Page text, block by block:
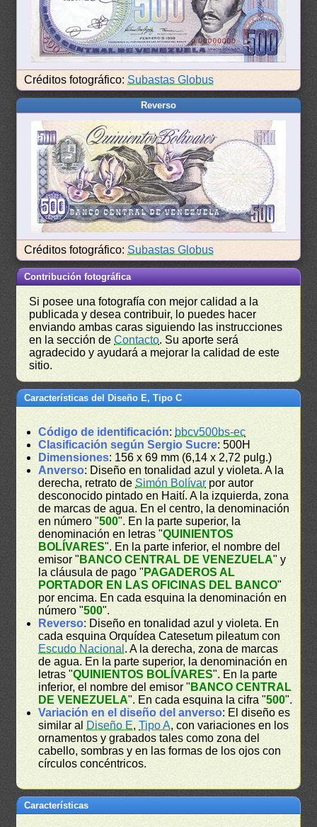
Créditos fotográfico: Subastas Globus
Reverso
Créditos fotográfico: Subastas Globus
Contribución fotográfica
Si posee una fotografía con mejor calidad a la
publicada y desea contribuir, lo puedes hacer
enviando ambas caras siguiendo las instrucciones
en la sección deContacto. Su aporte será
agradecido y ayudará a mejorar la calidad de este
sitio.
Características del Diseño E, Tipo C
Código de identificación: bbcv500bs-ec
Clasificación según Sergio Sucre: 500H
Dimensiones: 156 x 69 mm (6,14 x 2,72 pulg.)
Anverso: Diseño en tonalidad azul y violeta. A la
derecha, retrato de Simón Bolívar por autor
desconocido pintado en Haití. A la izquierda, zona
de marcas de agua. En el centro, la denominación
en número "500". En la parte superior, la
denominación en letras "QUINIENTOS
BOLÍVARES". En la parte inferior, el nombre del
emisor " BANCO CENTRAL DE VENEZUELA" y
la cláusula de pago " PAGADEROS AL
PORTADOR EN LAS OFICINAS DEL BANCO"
por encima. En cada esquina la denominación en
número "500".
Reverso: Diseño en tonalidad azul y violeta. En
cada esquina Orquídea Catesetum pileatum con
Escudo Nacional . A la derecha, zona de marcas
de agua. En la parte superior, la denominación en
letras "QUINIENTOS BOLÍVARES". En la parte
inferior, el nombre del emisor " BANCO CENTRAL
DE VENEZUELA". En cada esquina la cifra "500".
Variación en el diseño del anverso: El diseño es
similar al Diseño E,Tipo A, con variaciones en los
ornamentos y grabados tales como zona del
cabello, sombras y en las formas de los ojos con
círculos concéntricos.
Características